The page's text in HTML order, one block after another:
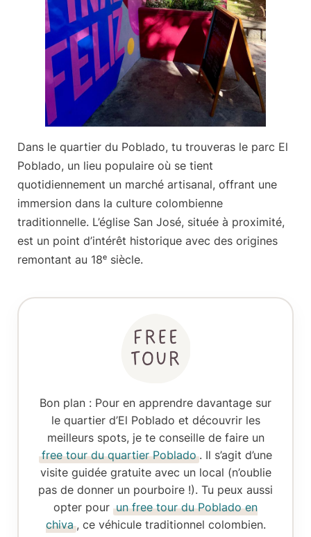
Dans le quartier du Poblado, tu trouveras le parc El
Poblado, un lieu populaire où se tient
quotidiennement un marché artisanal, offrant une
immersion dans la culture colombienne
traditionnelle. L’église San José, située à proximité,
est un point d’intérêt historique avec des origines
remontant au 18ᵉ siècle.
Bon plan : Pour en apprendre davantage sur
le quartier d’El Poblado et découvrir les
meilleurs spots, je te conseille de faire un
free tour du quartier Poblado . Il s’agit d’une
visite guidée gratuite avec un local (n’oublie
pas de donner un pourboire !). Tu peux aussi
opter pour un free tour du Poblado en
chiva , ce véhicule traditionnel colombien.